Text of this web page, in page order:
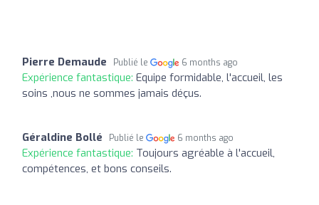
Pierre Demaude Publié le 6 months ago
Expérience fantastique: Equipe formidable, l'accueil, les
soins ,nous ne sommes jamais déçus.
Géraldine Bollé Publié le 6 months ago
Expérience fantastique: Toujours agréable à l'accueil,
compétences, et bons conseils.